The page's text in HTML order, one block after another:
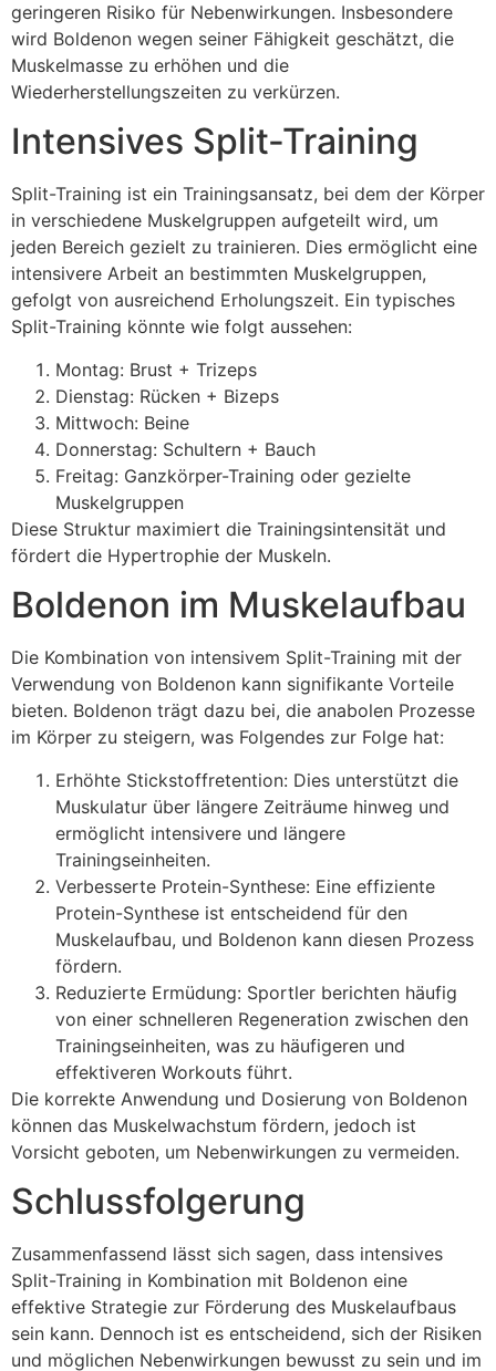
geringeren Risiko für Nebenwirkungen. Insbesondere
wird Boldenon wegen seiner Fähigkeit geschätzt, die
Muskelmasse zu erhöhen und die
Wiederherstellungszeiten zu verkürzen.
Intensives Split-Training
Split-Training ist ein Trainingsansatz, bei dem der Körper
in verschiedene Muskelgruppen aufgeteilt wird, um
jeden Bereich gezielt zu trainieren. Dies ermöglicht eine
intensivere Arbeit an bestimmten Muskelgruppen,
gefolgt von ausreichend Erholungszeit. Ein typisches
Split-Training könnte wie folgt aussehen:
Montag: Brust + Trizeps
Dienstag: Rücken + Bizeps
Mittwoch: Beine
Donnerstag: Schultern + Bauch
Freitag: Ganzkörper-Training oder gezielte
Muskelgruppen
Diese Struktur maximiert die Trainingsintensität und
fördert die Hypertrophie der Muskeln.
Boldenon im Muskelaufbau
Die Kombination von intensivem Split-Training mit der
Verwendung von Boldenon kann signifikante Vorteile
bieten. Boldenon trägt dazu bei, die anabolen Prozesse
im Körper zu steigern, was Folgendes zur Folge hat:
Erhöhte Stickstoffretention: Dies unterstützt die
Muskulatur über längere Zeiträume hinweg und
ermöglicht intensivere und längere
Trainingseinheiten.
Verbesserte Protein-Synthese: Eine effiziente
Protein-Synthese ist entscheidend für den
Muskelaufbau, und Boldenon kann diesen Prozess
fördern.
Reduzierte Ermüdung: Sportler berichten häufig
von einer schnelleren Regeneration zwischen den
Trainingseinheiten, was zu häufigeren und
effektiveren Workouts führt.
Die korrekte Anwendung und Dosierung von Boldenon
können das Muskelwachstum fördern, jedoch ist
Vorsicht geboten, um Nebenwirkungen zu vermeiden.
Schlussfolgerung
Zusammenfassend lässt sich sagen, dass intensives
Split-Training in Kombination mit Boldenon eine
effektive Strategie zur Förderung des Muskelaufbaus
sein kann. Dennoch ist es entscheidend, sich der Risiken
und möglichen Nebenwirkungen bewusst zu sein und im